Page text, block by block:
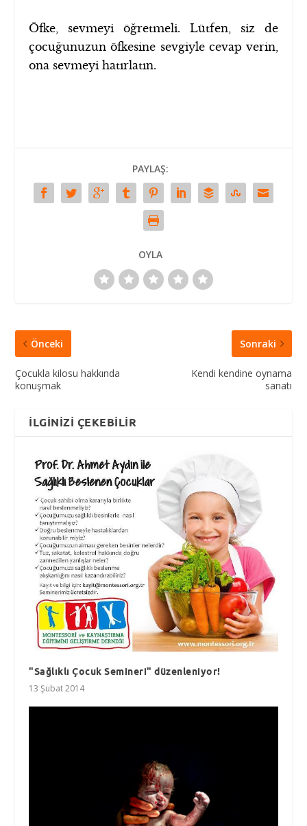
Öfke, sevmeyi öğretmeli. Lütfen, siz de
çocuğunuzun öfkesine sevgiyle cevap verin,
ona sevmeyi hatırlatın.
PAYLAŞ:
OYLA
Önceki
Çocukla kilosu hakkında
konuşmak
Sonraki
Kendi kendine oynama
sanatı
İLGINIZI ÇEKEBILIR
"Sağlıklı Çocuk Semineri" düzenleniyor!
13 Şubat 2014